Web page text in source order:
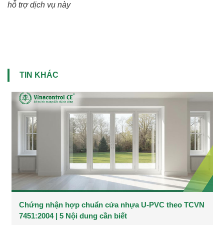
hỗ trợ dịch vụ này
TIN KHÁC
Chứng nhận hợp chuẩn cửa nhựa U-PVC theo TCVN
7451:2004 | 5 Nội dung cần biết